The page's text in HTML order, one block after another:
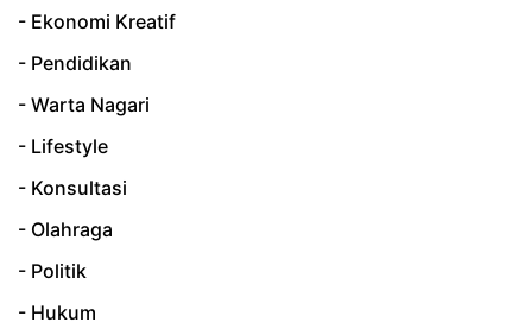
- Ekonomi Kreatif
- Pendidikan
- Warta Nagari
- Lifestyle
- Konsultasi
- Olahraga
- Politik
- Hukum